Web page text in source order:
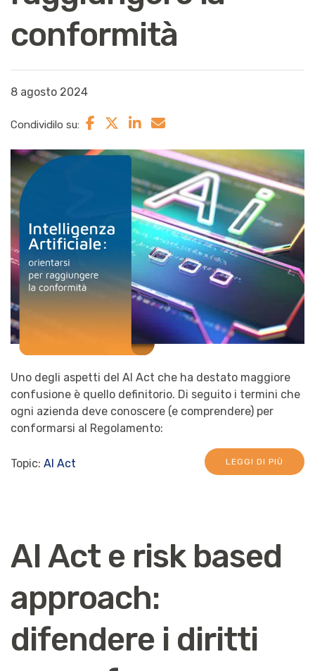
conformità
8 agosto 2024
Condividilo su:
Uno degli aspetti del AI Act che ha destato maggiore
confusione è quello definitorio. Di seguito i termini che
ogni azienda deve conoscere (e comprendere) per
conformarsi al Regolamento:
Topic: AI Act LEGGI DI PIÙ
AI Act e risk based
approach:
difendere i diritti